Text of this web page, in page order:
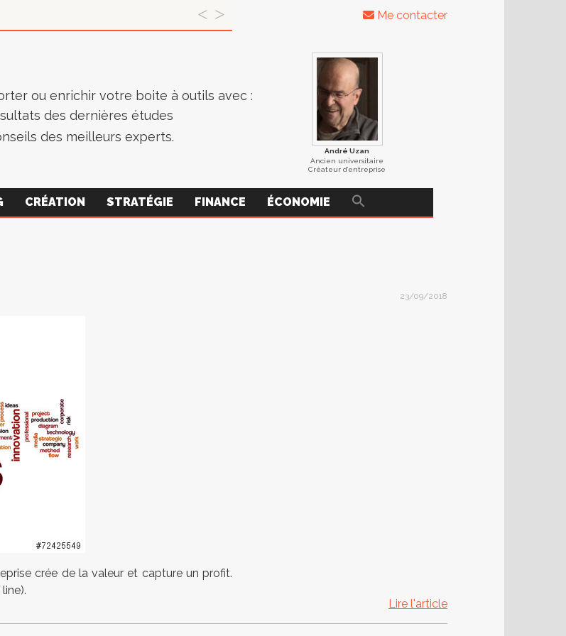
Me contacter
ou enrichir votre boite à outils avec :
des dernières études
des meilleurs experts.
André Uzan
Ancien universitaire
Créateur d’entreprise
CRÉATION STRATÉGIE FINANCE ÉCONOMIE
23/09/2018
crée de la valeur et capture un profit.
Lire l'article